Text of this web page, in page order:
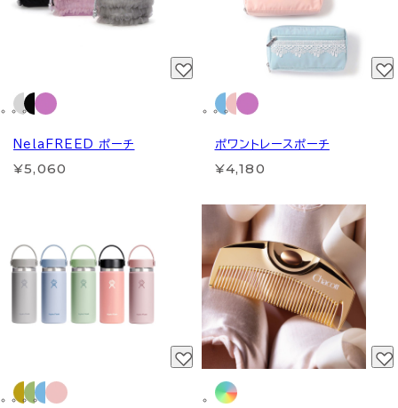
NelaFREED ポーチ
¥5,060
ポワントレースポーチ
¥4,180